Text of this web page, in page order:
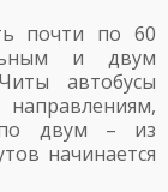
почти по 60
и двум
автобусы
двум – из
начинается